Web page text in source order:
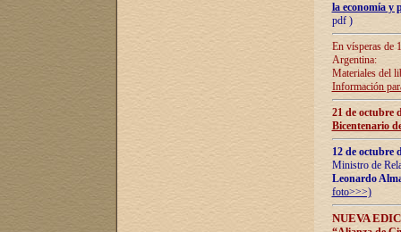
la economía y
pdf )
En vísperas de
Argentina:
Materiales del
Información
21 de octubre
Bicentenario
12 de octubre
Ministro de
Leonardo
foto>>>)
NUEVA